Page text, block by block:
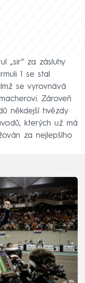
„sir“ za zásluhy
1 se stal
se vyrovnává
Zároveň
někdejší hvězdy
kterých už má
za nejlepšího